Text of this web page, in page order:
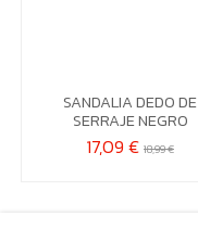
SANDALIA DEDO DE
SERRAJE NEGRO
17,09 € 18,99 €
 Añadir al carrito